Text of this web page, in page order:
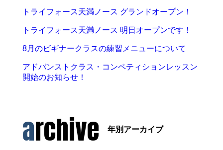
トライフォース天満ノース グランドオープン！
トライフォース天満ノース 明日オープンです！
8月のビギナークラスの練習メニューについて
アドバンストクラス・コンペティションレッスン
開始のお知らせ！
archive 年別アーカイブ